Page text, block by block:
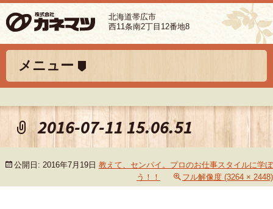
北海道帯広市
西11条南2丁目12番地8
メニュー
2016-07-11 15.06.51
公開日: 2016年7月19日 教えて、センパイ。プロのお仕事スタイルに学ぼ
う！！
フル解像度 (3264 × 2448)